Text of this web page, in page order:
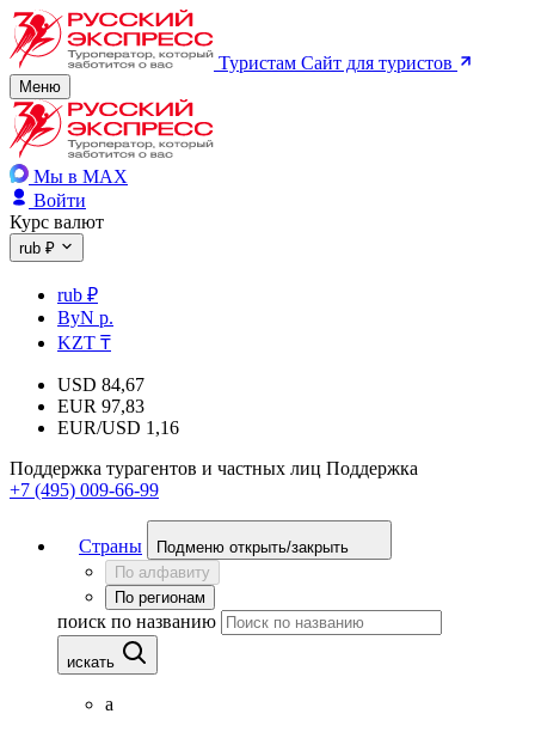
Туристам Сайт для туристов
Меню
Мы в MAX
Войти
Курс валют
rub ₽
rub ₽
ByN р.
KZT ₸
USD 84,67
EUR 97,83
EUR/USD 1,16
Поддержка турагентов и частных лиц Поддержка
+7 (495) 009-66-99
Страны
Подменю открыть/закрыть
По алфавиту
По регионам
поиск по названию
искать
а